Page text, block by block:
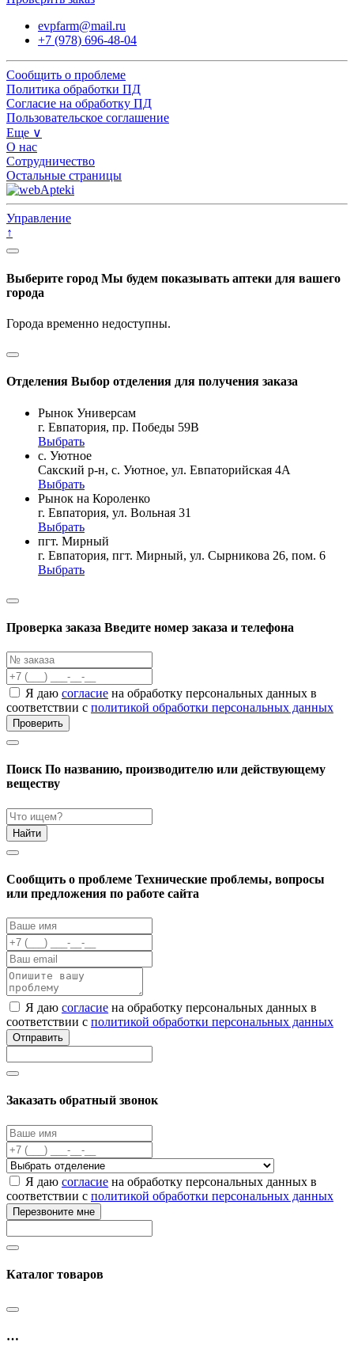
evpfarm@mail.ru
+7 (978) 696-48-04
Сообщить о проблеме
Политика обработки ПД
Согласие на обработку ПД
Пользовательское соглашение
Еще ∨
О нас
Сотрудничество
Остальные страницы
Управление
↑
Выберите город Мы будем показывать аптеки для вашего
города
Города временно недоступны.
Отделения Выбор отделения для получения заказа
Рынок Универсам
г. Евпатория, пр. Победы 59В
Выбрать
с. Уютное
Сакский р-н, с. Уютное, ул. Евпаторийская 4А
Выбрать
Рынок на Короленко
г. Евпатория, ул. Вольная 31
Выбрать
пгт. Мирный
г. Евпатория, пгт. Мирный, ул. Сырникова 26, пом. 6
Выбрать
Проверка заказа Введите номер заказа и телефона
Я даю согласие на обработку персональных данных в
соответствии с политикой обработки персональных данных
Проверить
Поиск По названию, производителю или действующему
веществу
Найти
Cообщить о проблеме Технические проблемы, вопросы
или предложения по работе сайта
Я даю согласие на обработку персональных данных в
соответствии с политикой обработки персональных данных
Отправить
Заказать обратный звонок
Я даю согласие на обработку персональных данных в
соответствии с политикой обработки персональных данных
Перезвоните мне
Каталог товаров
…